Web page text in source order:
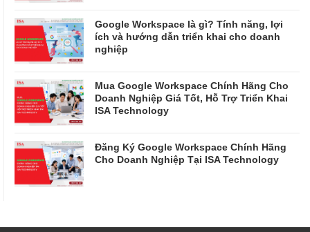
Google Workspace là gì? Tính năng, lợi
ích và hướng dẫn triển khai cho doanh
nghiệp
Mua Google Workspace Chính Hãng Cho
Doanh Nghiệp Giá Tốt, Hỗ Trợ Triển Khai
ISA Technology
Đăng Ký Google Workspace Chính Hãng
Cho Doanh Nghiệp Tại ISA Technology